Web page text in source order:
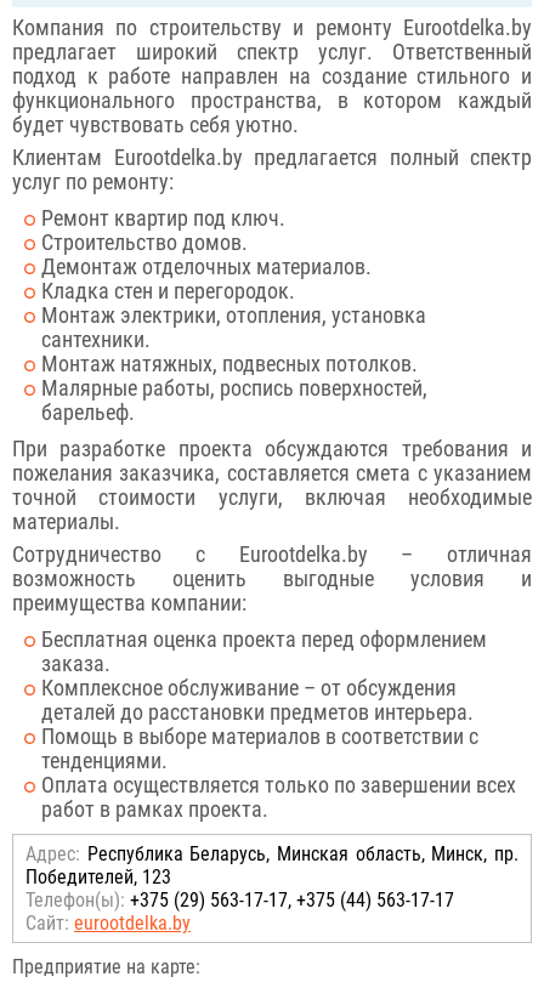
Компания по строительству и ремонту Eurootdelka.by
предлагает широкий спектр услуг. Ответственный
подход к работе направлен на создание стильного и
функционального пространства, в котором каждый
будет чувствовать себя уютно.
Клиентам Eurootdelka.by предлагается полный спектр
услуг по ремонту:
Ремонт квартир под ключ.
Строительство домов.
Демонтаж отделочных материалов.
Кладка стен и перегородок.
Монтаж электрики, отопления, установка
сантехники.
Монтаж натяжных, подвесных потолков.
Малярные работы, роспись поверхностей,
барельеф.
При разработке проекта обсуждаются требования и
пожелания заказчика, составляется смета с указанием
точной стоимости услуги, включая необходимые
материалы.
Сотрудничество с Eurootdelka.by – отличная
возможность оценить выгодные условия и
преимущества компании:
Бесплатная оценка проекта перед оформлением
заказа.
Комплексное обслуживание – от обсуждения
деталей до расстановки предметов интерьера.
Помощь в выборе материалов в соответствии с
тенденциями.
Оплата осуществляется только по завершении всех
работ в рамках проекта.
Адрес: Республика Беларусь, Минская область, Минск, пр.
Победителей, 123
Телефон(ы): +375 (29) 563-17-17, +375 (44) 563-17-17
Сайт: eurootdelka.by
Предприятие на карте: